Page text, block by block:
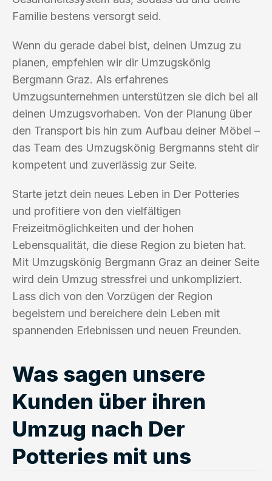
Familie bestens versorgt seid.
Wenn du gerade dabei bist, deinen Umzug zu
planen, empfehlen wir dir Umzugskönig
Bergmann Graz. Als erfahrenes
Umzugsunternehmen unterstützen sie dich bei all
deinen Umzugsvorhaben. Von der Planung über
den Transport bis hin zum Aufbau deiner Möbel –
das Team des Umzugskönig Bergmanns steht dir
kompetent und zuverlässig zur Seite.
Starte jetzt dein neues Leben in Der Potteries
und profitiere von den vielfältigen
Freizeitmöglichkeiten und der hohen
Lebensqualität, die diese Region zu bieten hat.
Mit Umzugskönig Bergmann Graz an deiner Seite
wird dein Umzug stressfrei und unkompliziert.
Lass dich von den Vorzügen der Region
begeistern und bereichere dein Leben mit
spannenden Erlebnissen und neuen Freunden.
Was sagen unsere
Kunden über ihren
Umzug nach Der
Potteries mit uns